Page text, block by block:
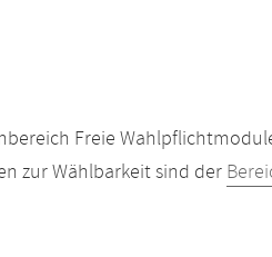
Freie
zur Wählbarkeit sind der